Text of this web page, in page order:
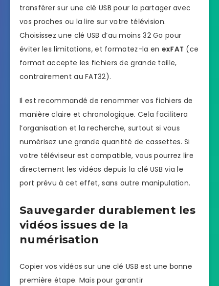
transférer sur une clé USB pour la partager avec
vos proches ou la lire sur votre télévision.
Choisissez une clé USB d’au moins 32 Go pour
éviter les limitations, et formatez-la en exFAT (ce
format accepte les fichiers de grande taille,
contrairement au FAT32).
Il est recommandé de renommer vos fichiers de
manière claire et chronologique. Cela facilitera
l’organisation et la recherche, surtout si vous
numérisez une grande quantité de cassettes. Si
votre téléviseur est compatible, vous pourrez lire
directement les vidéos depuis la clé USB via le
port prévu à cet effet, sans autre manipulation.
Sauvegarder durablement les
vidéos issues de la
numérisation
Copier vos vidéos sur une clé USB est une bonne
première étape. Mais pour garantir